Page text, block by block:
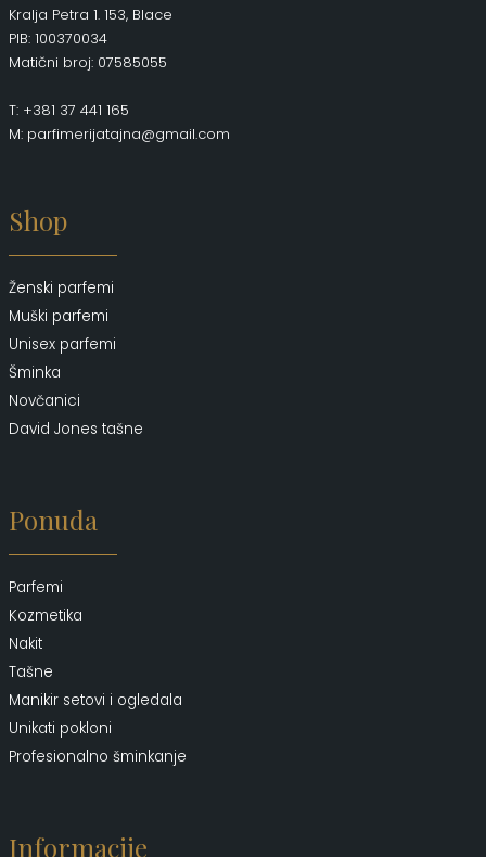
Kralja Petra 1. 153, Blace
PIB: 100370034
Matični broj: 07585055
T: +381 37 441 165
M: parfimerijatajna@gmail.com
Shop
Ženski parfemi
Muški parfemi
Unisex parfemi
Šminka
Novčanici
David Jones tašne
Ponuda
Parfemi
Kozmetika
Nakit
Tašne
Manikir setovi i ogledala
Unikati pokloni
Profesionalno šminkanje
Informacije